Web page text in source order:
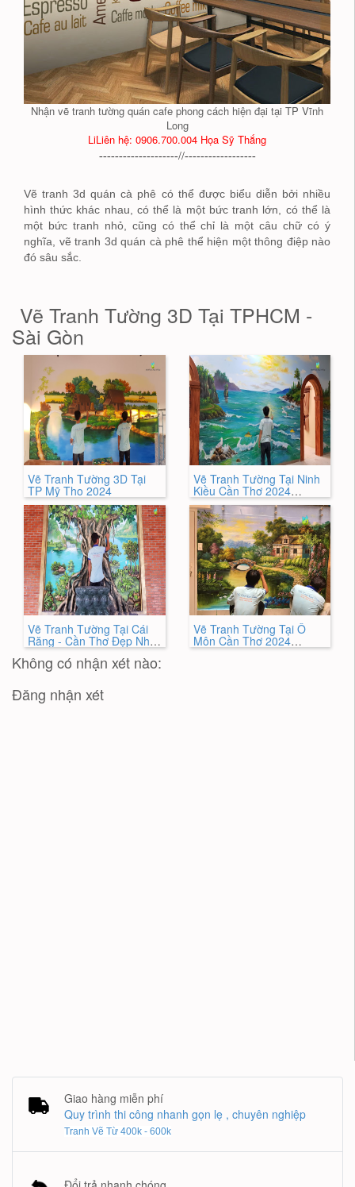
Nhận vẽ tranh tường quán cafe phong cách hiện đại tại TP Vĩnh
Long
LiLiên hệ: 0906.700.004 Họa Sỹ Thắng
--------------------//------------------
Vẽ tranh 3d quán cà phê có thể được biểu diễn bởi nhiều
hình thức khác nhau, có thể là một bức tranh lớn, có thể là
một bức tranh nhỏ, cũng có thể chỉ là một câu chữ có ý
nghĩa, vẽ tranh 3d quán cà phê thể hiện một thông điệp nào
đó sâu sắc.
Vẽ Tranh Tường 3D Tại TPHCM -
Sài Gòn
Vẽ Tranh Tường 3D Tại
TP Mỹ Tho 2024
Vẽ Tranh Tường Tại Ninh
Kiều Cần Thơ 2024
NEWWW
Vẽ Tranh Tường Tại Cái
Răng - Cần Thơ Đẹp Nhất
2024
Vẽ Tranh Tường Tại Ô
Môn Cần Thơ 2024
Chuyên Nghiệp Nhất
Không có nhận xét nào:
Đăng nhận xét
Giao hàng miễn phí
Quy trình thi công nhanh gọn lẹ , chuyên nghiệp
Tranh Vẽ Từ 400k - 600k